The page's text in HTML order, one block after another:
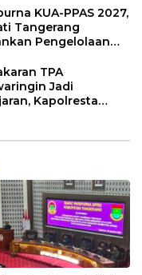
Terapkan SNI
KUA-PPAS 2027,
Tangerang
Pengelolaan
El Nino
TPA
Jadi
Kapolresta